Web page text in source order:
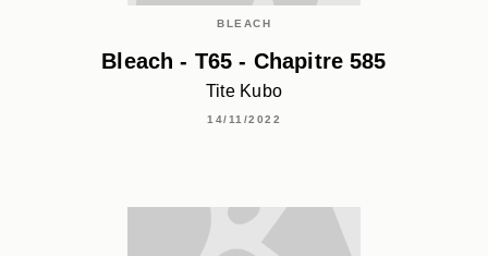
BLEACH
Bleach - T65 - Chapitre 585
Tite Kubo
14/11/2022